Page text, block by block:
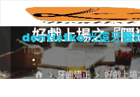
to
content
dentistko 光遠牙醫
THE FINE DENTAL CLINIC IN
好戲上場之『隱
.
HOME牙齒矯正 好戲上場